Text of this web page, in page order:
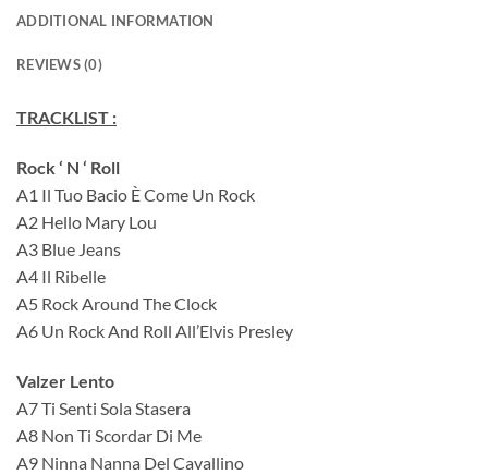
ADDITIONAL INFORMATION
REVIEWS (0)
TRACKLIST :
Rock ‘ N ‘ Roll
A1 Il Tuo Bacio È Come Un Rock
A2 Hello Mary Lou
A3 Blue Jeans
A4 Il Ribelle
A5 Rock Around The Clock
A6 Un Rock And Roll All’Elvis Presley
Valzer Lento
A7 Ti Senti Sola Stasera
A8 Non Ti Scordar Di Me
A9 Ninna Nanna Del Cavallino